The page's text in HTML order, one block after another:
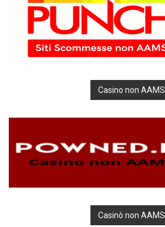
Casino non AAMS
Casinò non AAMS